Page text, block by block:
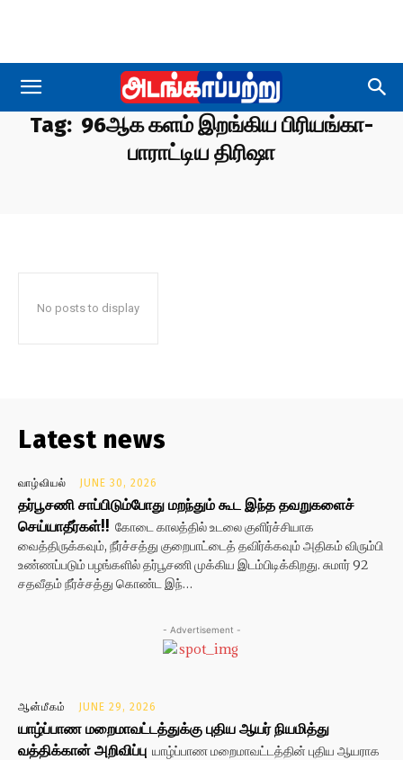
Tag: 96ஆக களம் இறங்கிய பிரியங்கா-
பாராட்டிய திரிஷா
No posts to display
Latest news
வாழ்வியல் JUNE 30, 2026
தர்பூசணி சாப்பிடும்போது மறந்தும் கூட இந்த தவறுகளைச்
செய்யாதீர்கள்!! கோடை காலத்தில் உடலை குளிர்ச்சியாக
வைத்திருக்கவும், நீர்ச்சத்து குறைபாட்டைத் தவிர்க்கவும் அதிகம் விரும்பி
உண்ணப்படும் பழங்களில் தர்பூசணி முக்கிய இடம்பிடிக்கிறது. சுமார் 92
சதவீதம் நீர்ச்சத்து கொண்ட இந்…
- Advertisement -
ஆன்மீகம் JUNE 29, 2026
யாழ்ப்பாண மறைமாவட்டத்துக்கு புதிய ஆயர் நியமித்து
வத்திக்கான் அறிவிப்பு யாழ்ப்பாண மறைமாவட்டத்தின் புதிய ஆயராக